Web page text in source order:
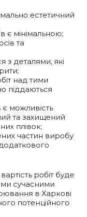
естетичний
є мінімальною;
та
з деталями, які
над тими
піддаються
є можливість
та захищений
плівок;
частин виробу
робіт буде
сучасними
в Харкові
потенційного